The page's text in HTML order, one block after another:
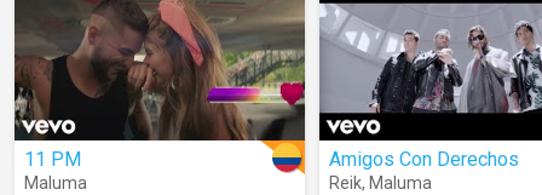
11 PM
Maluma
Amigos Con Derechos
Reik, Maluma